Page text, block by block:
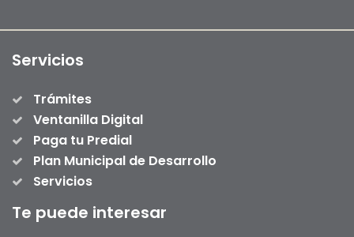
Servicios
Trámites
Ventanilla Digital
Paga tu Predial
Plan Municipal de Desarrollo
Servicios
Te puede interesar